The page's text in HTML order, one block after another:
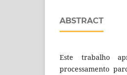
ABSTRACT
Este trabalho
processamento